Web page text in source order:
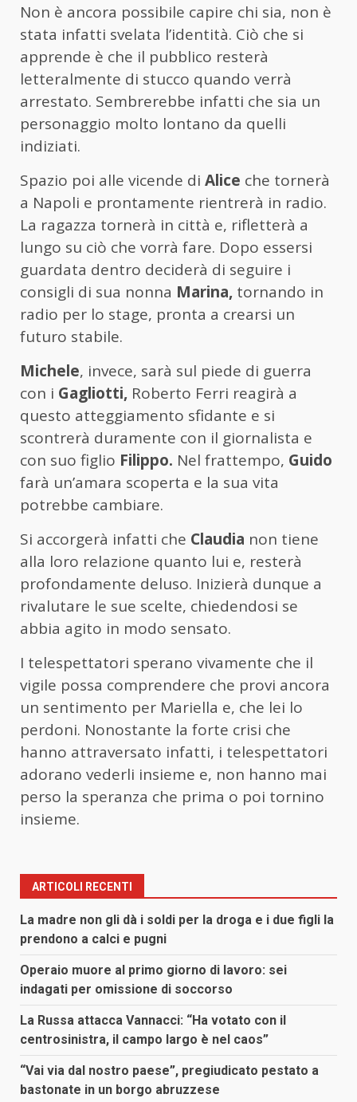
Non è ancora possibile capire chi sia, non è
stata infatti svelata l’identità. Ciò che si
apprende è che il pubblico resterà
letteralmente di stucco quando verrà
arrestato. Sembrerebbe infatti che sia un
personaggio molto lontano da quelli
indiziati.
Spazio poi alle vicende di Alice che tornerà
a Napoli e prontamente rientrerà in radio.
La ragazza tornerà in città e, rifletterà a
lungo su ciò che vorrà fare. Dopo essersi
guardata dentro deciderà di seguire i
consigli di sua nonna Marina, tornando in
radio per lo stage, pronta a crearsi un
futuro stabile.
Michele, invece, sarà sul piede di guerra
con i Gagliotti, Roberto Ferri reagirà a
questo atteggiamento sfidante e si
scontrerà duramente con il giornalista e
con suo figlio Filippo. Nel frattempo, Guido
farà un’amara scoperta e la sua vita
potrebbe cambiare.
Si accorgerà infatti che Claudia non tiene
alla loro relazione quanto lui e, resterà
profondamente deluso. Inizierà dunque a
rivalutare le sue scelte, chiedendosi se
abbia agito in modo sensato.
I telespettatori sperano vivamente che il
vigile possa comprendere che provi ancora
un sentimento per Mariella e, che lei lo
perdoni. Nonostante la forte crisi che
hanno attraversato infatti, i telespettatori
adorano vederli insieme e, non hanno mai
perso la speranza che prima o poi tornino
insieme.
ARTICOLI RECENTI
La madre non gli dà i soldi per la droga e i due figli la
prendono a calci e pugni
Operaio muore al primo giorno di lavoro: sei
indagati per omissione di soccorso
La Russa attacca Vannacci: “Ha votato con il
centrosinistra, il campo largo è nel caos”
“Vai via dal nostro paese”, pregiudicato pestato a
bastonate in un borgo abruzzese